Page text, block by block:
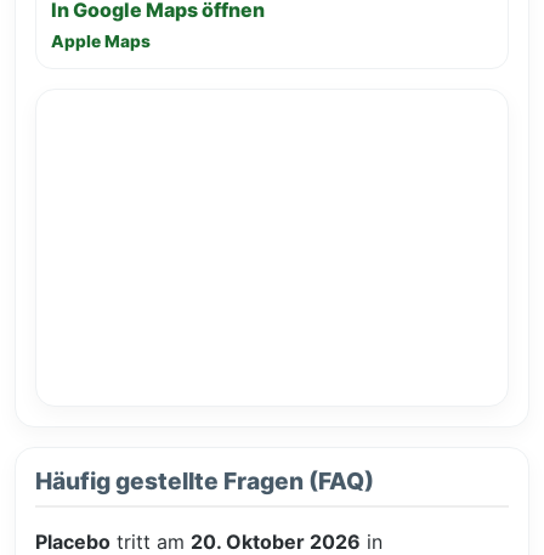
In Google Maps öffnen
Apple Maps
Häufig gestellte Fragen (FAQ)
Placebo tritt am 20. Oktober 2026 in